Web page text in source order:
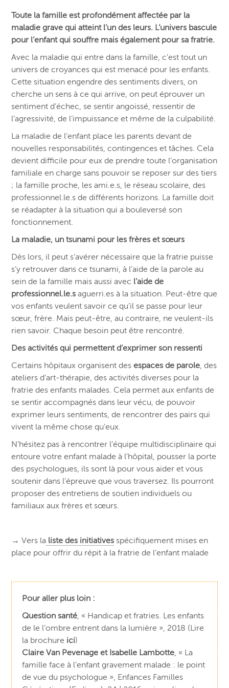
Toute la famille est profondément affectée par la
maladie grave qui atteint l’un des leurs. L’univers bascule
pour l’enfant qui souffre mais également pour sa fratrie.
Avec la maladie qui entre dans la famille, c’est tout un
univers de croyances qui est menacé pour les enfants.
Cette situation engendre des sentiments divers, on
cherche un sens à ce qui arrive, on peut éprouver un
sentiment d’échec, se sentir angoissé, ressentir de
l’agressivité, de l’impuissance et même de la culpabilité.
La maladie de l’enfant place les parents devant de
nouvelles responsabilités, contingences et tâches. Cela
devient difficile pour eux de prendre toute l’organisation
familiale en charge sans pouvoir se reposer sur des tiers
; la famille proche, les ami.e.s, le réseau scolaire, des
professionnel.le.s de différents horizons. La famille doit
se réadapter à la situation qui a bouleversé son
fonctionnement.
La maladie, un tsunami pour les frères et sœurs
Dès lors, il peut s’avérer nécessaire que la fratrie puisse
s’y retrouver dans ce tsunami, à l’aide de la parole au
sein de la famille mais aussi avec l’aide de
professionnel.le.s aguerri.es à la situation. Peut-être que
vos enfants veulent savoir ce qu’il se passe pour leur
sœur, frère. Mais peut-être, au contraire, ne veulent-ils
rien savoir. Chaque besoin peut être rencontré.
Des activités qui permettent d’exprimer son ressenti
Certains hôpitaux organisent desespaces de parole, des
ateliers d’art-thérapie, des activités diverses pour la
fratrie des enfants malades. Cela permet aux enfants de
se sentir accompagnés dans leur vécu, de pouvoir
exprimer leurs sentiments, de rencontrer des pairs qui
vivent la même chose qu’eux.
N’hésitez pas à rencontrer l’équipe multidisciplinaire qui
entoure votre enfant malade à l’hôpital, pousser la porte
des psychologues, ils sont là pour vous aider et vous
soutenir dans l’épreuve que vous traversez. Ils pourront
proposer des entretiens de soutien individuels ou
familiaux aux frères et sœurs.
→ Vers la liste des initiatives spécifiquement mises en
place pour offrir du répit à la fratrie de l’enfant malade
Pour aller plus loin :
Question santé, « Handicap etfratries. Les enfants
de le l’ombre entrent dans la lumière », 2018 (Lire
la brochure ici)
Claire Van Pevenage et Isabelle Lambotte, « La
famille face à l’enfant gravement malade : le point
de vue du psychologue », Enfances Familles